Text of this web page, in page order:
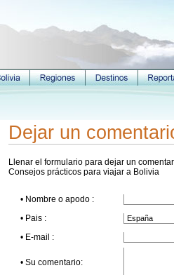
Dejar un
Llenar el formulario para dejar un
Consejos prácticos para viajar a Bolivia
• Nombre o apodo :
• Pais :
• E-mail :
• Su comentario: